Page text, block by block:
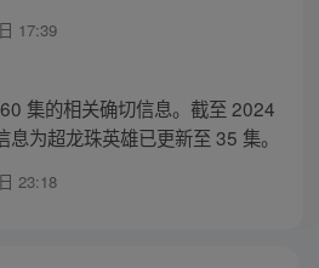
17:39
集的相关确切信息。截至 2024
为超龙珠英雄已更新至 35 集。
23:18